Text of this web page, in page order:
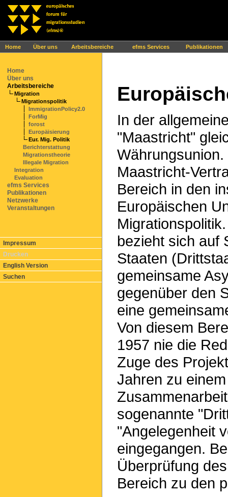
Home Über uns Arbeitsbereiche efms Services Publikationen
Ihr Browser interpretiert leider kein JavaScript!
Home
Über uns
Arbeitsbereiche
Migration
Migrationspolitik
ImmigrationPolicy2.0
ForMig
forost
Europäisierung
Eur. Mig. Politik
Berichterstattung
Migrationstheorie
Illegale Migration
Integration
Evaluation
efms Services
Publikationen
Netzwerke
Veranstaltungen
Impressum
Drucken
English Version
Suchen
In der
"Maastricht"
Maastricht-
Bereich in den
Europäischen
bezieht sich auf
Staaten
gemeinsame
gegenüber den
eine
Von diesem
1957 nie die
Zuge des
Jahren zu
sogenannte
"Angelegenheit
eingegangen.
Überprüfung
Bereich zu den